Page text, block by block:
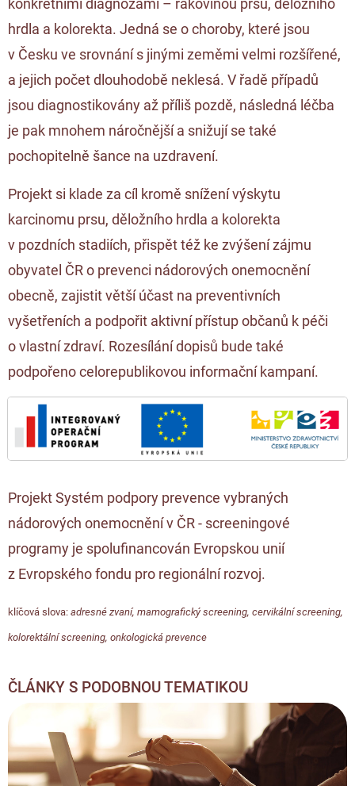
konkrétními diagnózami – rakovinou prsu, děložního
hrdla a kolorekta. Jedná se o choroby, které jsou
v Česku ve srovnání s jinými zeměmi velmi rozšířené,
a jejich počet dlouhodobě neklesá. V řadě případů
jsou diagnostikovány až příliš pozdě, následná léčba
je pak mnohem náročnější a snižují se také
pochopitelně šance na uzdravení.
Projekt si klade za cíl kromě snížení výskytu
karcinomu prsu, děložního hrdla a kolorekta
v pozdních stadiích, přispět též ke zvýšení zájmu
obyvatel ČR o prevenci nádorových onemocnění
obecně, zajistit větší účast na preventivních
vyšetřeních a podpořit aktivní přístup občanů k péči
o vlastní zdraví. Rozesílání dopisů bude také
podpořeno celorepublikovou informační kampaní.
Projekt Systém podpory prevence vybraných
nádorových onemocnění v ČR - screeningové
programy je spolufinancován Evropskou unií
z Evropského fondu pro regionální rozvoj.
klíčová slova: adresné zvaní, mamografický screening, cervikální screening,
kolorektální screening, onkologická prevence
ČLÁNKY S PODOBNOU TEMATIKOU